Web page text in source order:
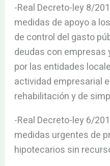
-Real Decreto-ley 8/
medidas de apoyo a
de control del gasto
deudas con
por las entidades
actividad empresarial
rehabilitación y de
-Real Decreto-ley 6/
medidas urgentes de
hipotecarios sin